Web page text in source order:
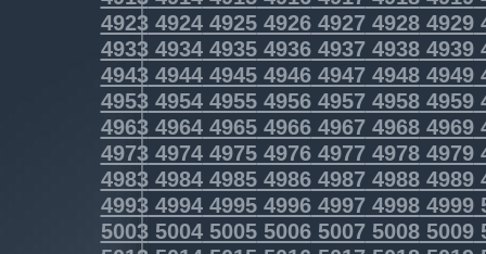
4923492449254926492749284929
4933493449354936493749384939
4943494449454946494749484949
4953495449554956495749584959
4963496449654966496749684969
4973497449754976497749784979
4983498449854986498749884989
4993499449954996499749984999
5003500450055006500750085009